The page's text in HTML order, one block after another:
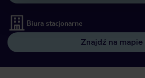
Biura stacjonarne
Znajdź na mapie